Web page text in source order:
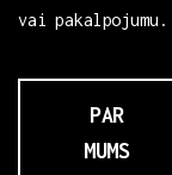
vai pakalpojumu.
PAR
MUMS